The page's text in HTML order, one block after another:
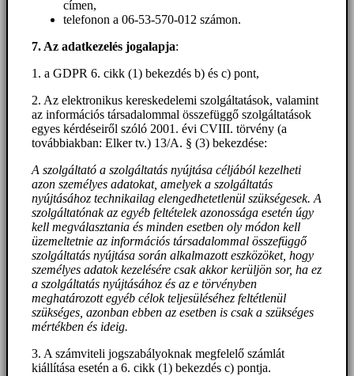
címen,
telefonon a 06-53-570-012 számon.
7. Az adatkezelés jogalapja:
1. a GDPR 6. cikk (1) bekezdés b) és c) pont,
2. Az elektronikus kereskedelemi szolgáltatások, valamint
az információs társadalommal összefüggő szolgáltatások
egyes kérdéseiről szóló 2001. évi CVIII. törvény (a
továbbiakban: Elker tv.) 13/A. § (3) bekezdése:
A szolgáltató a szolgáltatás nyújtása céljából kezelheti
azon személyes adatokat, amelyek a szolgáltatás
nyújtásához technikailag elengedhetetlenül szükségesek. A
szolgáltatónak az egyéb feltételek azonossága esetén úgy
kell megválasztania és minden esetben oly módon kell
üzemeltetnie az információs társadalommal összefüggő
szolgáltatás nyújtása során alkalmazott eszközöket, hogy
személyes adatok kezelésére csak akkor kerüljön sor, ha ez
a szolgáltatás nyújtásához és az e törvényben
meghatározott egyéb célok teljesüléséhez feltétlenül
szükséges, azonban ebben az esetben is csak a szükséges
mértékben és ideig.
3. A számviteli jogszabályoknak megfelelő számlát
kiállítása esetén a 6. cikk (1) bekezdés c) pontja.